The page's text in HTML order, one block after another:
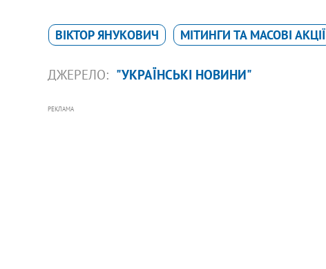
ВІКТОР ЯНУКОВИЧ МІТИНГИ ТА МАСОВІ АКЦІЇ
ДЖЕРЕЛО: "УКРАЇНСЬКІ НОВИНИ"
РЕКЛАМА